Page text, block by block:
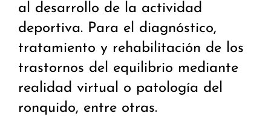
al desarrollo de la actividad
deportiva. Para el diagnóstico,
tratamiento y rehabilitación de los
trastornos del equilibrio mediante
realidad virtual o patología del
ronquido, entre otras.